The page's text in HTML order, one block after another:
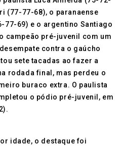
(77-77-68), o paranaense
77-69) e o argentino Santiago
campeão pré-juvenil com um
contra o gaúcho
sete tacadas ao fazer a
rodada final, mas perdeu o
buraco extra. O paulista
o pódio pré-juvenil, em
idade, o destaque foi